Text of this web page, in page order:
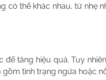
có thể khác nhau, từ nhẹ
tăng hiệu quả. Tuy
tình trạng ngứa hoặc